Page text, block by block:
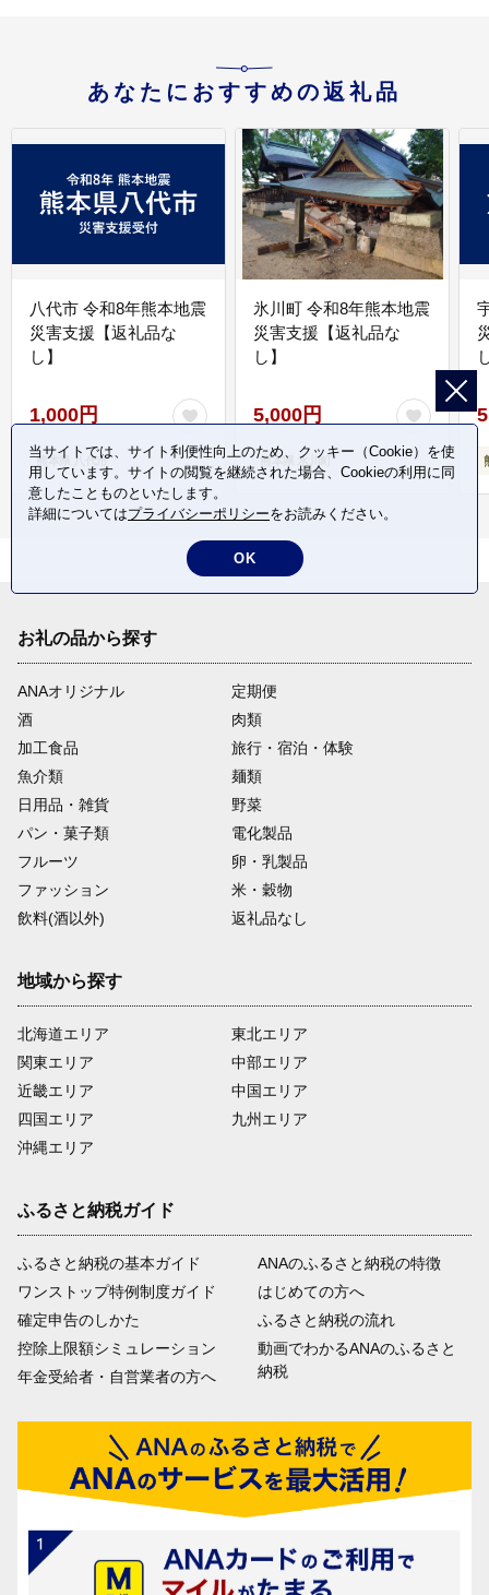
あなたにおすすめの返礼品
八代市 令和8年熊本地震
災害支援【返礼品な
し】
1,000円
熊本県 八代市
氷川町 令和8年熊本地震
災害支援【返礼品な
し】
5,000円
熊本県 氷川町
お礼の品から探す
ANAオリジナル
定期便
酒
肉類
加工食品
旅行・宿泊・体験
魚介類
麺類
日用品・雑貨
野菜
パン・菓子類
電化製品
フルーツ
卵・乳製品
ファッション
米・穀物
飲料(酒以外)
返礼品なし
地域から探す
北海道エリア
関東エリア
近畿エリア
四国エリア
沖縄エリア
東北エリア
中部エリア
中国エリア
九州エリア
ふるさと納税ガイド
ふるさと納税の基本ガイド
ワンストップ特例制度ガイド
確定申告のしかた
控除上限額シミュレーション
年金受給者・自営業者の方へ
ANAのふるさと納税の特徴
はじめての方へ
ふるさと納税の流れ
動画でわかるANAのふるさと
納税
当サイトでは、サイト利便性向上のため、クッキー（Cookie）を使
用しています。サイトの閲覧を継続された場合、Cookieの利用に同
意したことものといたします。
詳細についてはプライバシーポリシーをお読みください。
OK